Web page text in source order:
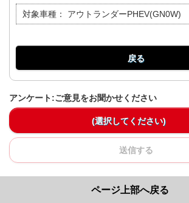
対象車種： アウトランダーPHEV(GN0W)
戻る
アンケート:ご意見をお聞かせください
(選択してください)
送信する
ページ上部へ戻る